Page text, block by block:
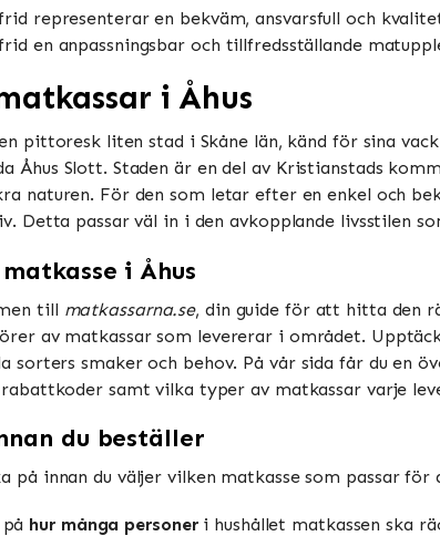
representerar en bekväm, ansvarsfull och
en anpassningsbar och tillfredsställande
i Åhus
pittoresk liten stad i Skåne län, känd för sina
Åhus Slott. Staden är en del av Kristianstads
naturen. För den som letar efter en enkel och
Detta passar väl in i den avkopplande livsstilen
i Åhus
till matkassarna.se, din guide för att hitta den
av matkassar som levererar i området.
sorters smaker och behov. På vår sida får du
samt vilka typer av matkassar varje
du beställer
på innan du väljer vilken matkasse som passar för
hur många personeri hushållet matkassen ska